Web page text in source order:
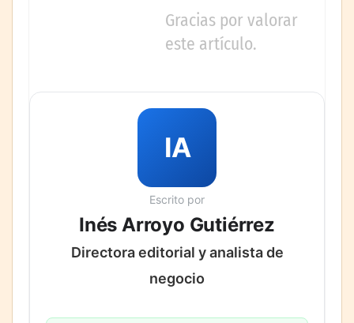
Gracias por valorar
este artículo.
IA
Escrito por
Inés Arroyo Gutiérrez
Directora editorial y analista de
negocio